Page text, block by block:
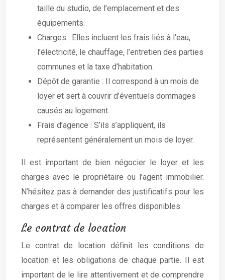
taille du studio, de l’emplacement et des
équipements.
Charges : Elles incluent les frais liés à l’eau,
l’électricité, le chauffage, l’entretien des parties
communes et la taxe d’habitation.
Dépôt de garantie : Il correspond à un mois de
loyer et sert à couvrir d’éventuels dommages
causés au logement.
Frais d’agence : S’ils s’appliquent, ils
représentent généralement un mois de loyer.
Il est important de bien négocier le loyer et les
charges avec le propriétaire ou l’agent immobilier.
N’hésitez pas à demander des justificatifs pour les
charges et à comparer les offres disponibles.
Le contrat de location
Le contrat de location définit les conditions de
location et les obligations de chaque partie. Il est
important de le lire attentivement et de comprendre